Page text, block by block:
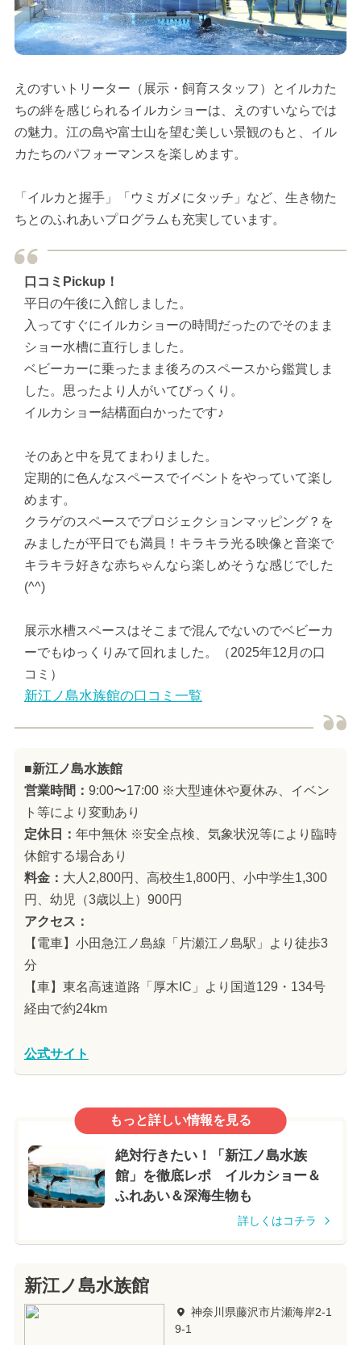
えのすいトリーター（展示・飼育スタッフ）とイルカた
ちの絆を感じられるイルカショーは、えのすいならでは
の魅力。江の島や富士山を望む美しい景観のもと、イル
カたちのパフォーマンスを楽しめます。
「イルカと握手」「ウミガメにタッチ」など、生き物た
ちとのふれあいプログラムも充実しています。
口コミPickup！
平日の午後に入館しました。
入ってすぐにイルカショーの時間だったのでそのまま
ショー水槽に直行しました。
ベビーカーに乗ったまま後ろのスペースから鑑賞しま
した。思ったより人がいてびっくり。
イルカショー結構面白かったです♪
そのあと中を見てまわりました。
定期的に色んなスペースでイベントをやっていて楽し
めます。
クラゲのスペースでプロジェクションマッピング？を
みましたが平日でも満員！キラキラ光る映像と音楽で
キラキラ好きな赤ちゃんなら楽しめそうな感じでした
(^^)
展示水槽スペースはそこまで混んでないのでベビーカ
ーでもゆっくりみて回れました。（2025年12月の口
コミ）
新江ノ島水族館の口コミ一覧
■新江ノ島水族館
営業時間： 9:00〜17:00 ※大型連休や夏休み、イベン
ト等により変動あり
定休日： 年中無休 ※安全点検、気象状況等により臨時
休館する場合あり
料金： 大人2,800円、高校生1,800円、小中学生1,300
円、幼児（3歳以上）900円
アクセス：
【電車】小田急江ノ島線「片瀬江ノ島駅」より徒歩3
分
【車】東名高速道路「厚木IC」より国道129・134号
経由で約24km
公式サイト
もっと詳しい情報を見る
絶対行きたい！「新江ノ島水族
館」を徹底レポ イルカショー＆
ふれあい＆深海生物も
詳しくはコチラ
新江ノ島水族館
神奈川県藤沢市片瀬海岸2-1
9-1